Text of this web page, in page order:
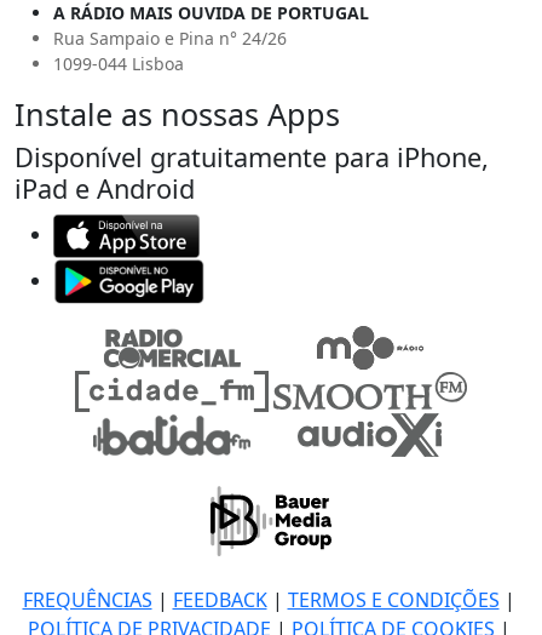
A RÁDIO MAIS OUVIDA DE PORTUGAL
Rua Sampaio e Pina n° 24/26
1099-044 Lisboa
Instale as nossas Apps
Disponível gratuitamente para iPhone,
iPad e Android
FREQUÊNCIAS | FEEDBACK| TERMOS E CONDIÇÕES |
POLÍTICA DE PRIVACIDADE | POLÍTICA DE COOKIES |